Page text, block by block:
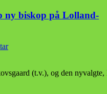
biskop på Lolland-
(t.v.), og den